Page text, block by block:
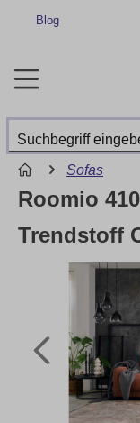
Blog
Sofas
Roomio
Trendstoff